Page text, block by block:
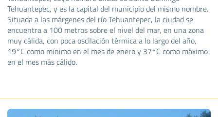
Tehuantepec, y es la capital del municipio del mismo nombre.
Situada a las márgenes del río Tehuantepec, la ciudad se
encuentra a 100 metros sobre el nivel del mar, en una zona
muy cálida, con poca oscilación térmica a lo largo del año,
19°C como mínimo en el mes de enero y 37°C como máximo
en el mes más cálido.